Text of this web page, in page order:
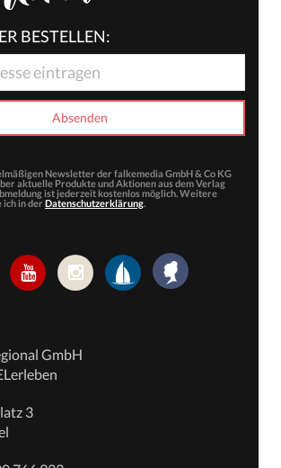
BESTELLEN:
Newsletter der falkemedia GmbH & Co KG
aktuelle Produkte und Aktionen aus dem Verlag
ist jederzeit kostenlos möglich. Weitere
in der Datenschutzerklärung.
GmbH
3